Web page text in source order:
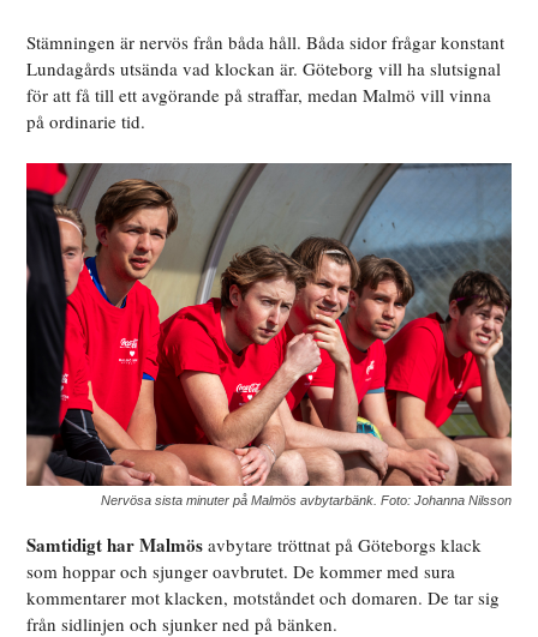
Stämningen är nervös från båda håll. Båda sidor frågar konstant
Lundagårds utsända vad klockan är. Göteborg vill ha slutsignal
för att få till ett avgörande på straffar, medan Malmö vill vinna
på ordinarie tid.
Nervösa sista minuter på Malmös avbytarbänk. Foto: Johanna Nilsson
Samtidigt har Malmös avbytare tröttnat på Göteborgs klack
som hoppar och sjunger oavbrutet. De kommer med sura
kommentarer mot klacken, motståndet och domaren. De tar sig
från sidlinjen och sjunker ned på bänken.